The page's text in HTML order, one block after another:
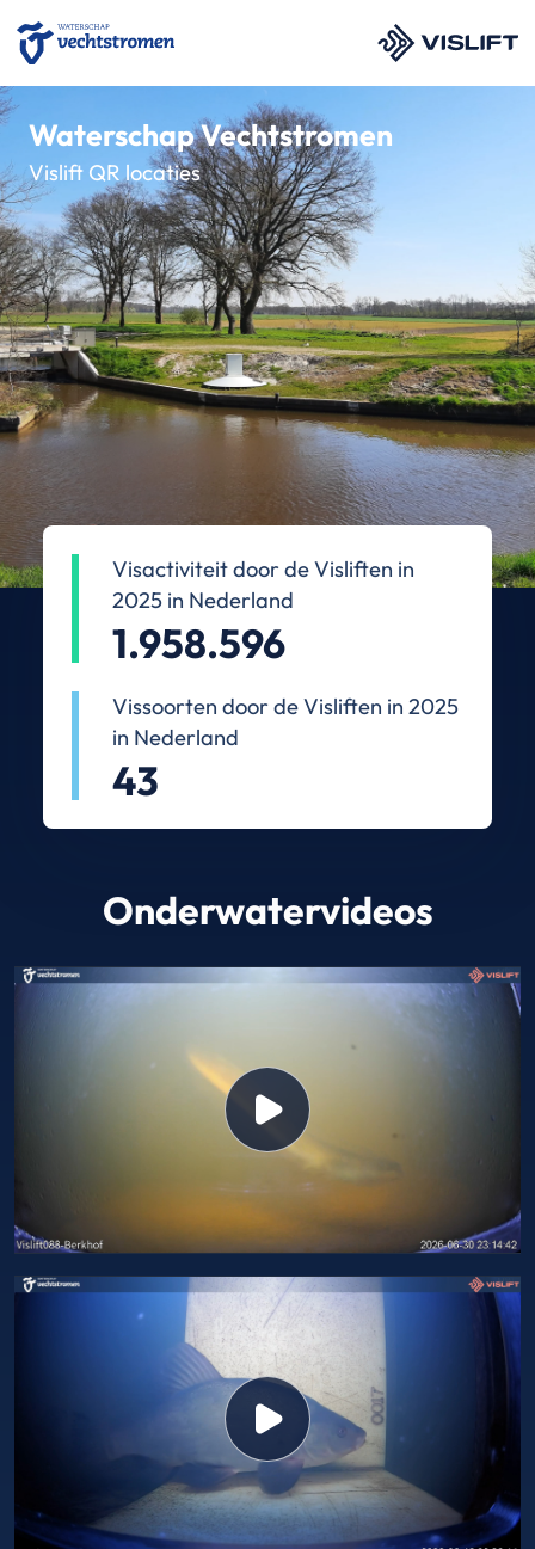
Waterschap Vechtstromen
Vislift QR locaties
Visactiviteit door de Visliften in
2025 in Nederland
1.958.596
Vissoorten door de Visliften in 2025
in Nederland
43
Onderwatervideos